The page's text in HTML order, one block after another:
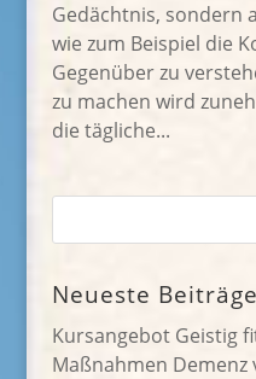
Gedächtnis, sondern
wie zum Beispiel die
Gegenüber zu
zu machen wird
die tägliche...
Neueste Beiträge
Kursangebot Geistig
Maßnahmen Demenz